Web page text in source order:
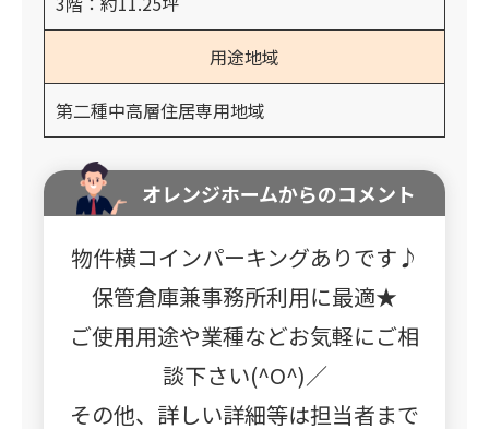
用途地域
第二種中高層住居専用地域
オレンジホームからのコメント
物件横コインパーキングありです♪
保管倉庫兼事務所利用に最適★
ご使用用途や業種などお気軽にご相
談下さい(^O^)／
その他、詳しい詳細等は担当者まで